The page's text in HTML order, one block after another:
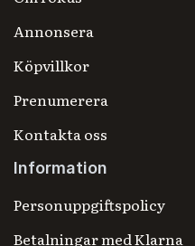
Annonsera
Köpvillkor
Prenumerera
Kontakta oss
Information
Personuppgiftspolicy
Betalningar med Klarna